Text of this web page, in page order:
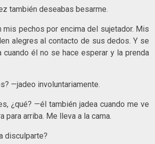
deseabas besarme.
pechos por encima del sujetador. Mis
alegres al contacto de sus dedos. Y se
cuando él no se hace esperar y la prenda
involuntariamente.
—él también jadea cuando me ve
para arriba. Me lleva a la cama.